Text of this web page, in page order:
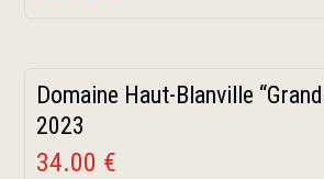
Domaine Haut-Blanville
2023
34.00 €